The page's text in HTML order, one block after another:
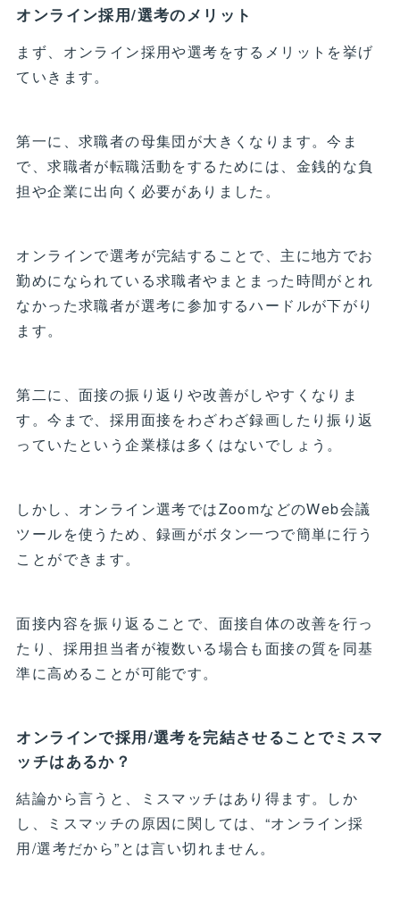
オンライン採用/選考のメリット
まず、オンライン採用や選考をするメリットを挙げ
ていきます。
第一に、求職者の母集団が大きくなります。今ま
で、求職者が転職活動をするためには、金銭的な負
担や企業に出向く必要がありました。
オンラインで選考が完結することで、主に地方でお
勤めになられている求職者やまとまった時間がとれ
なかった求職者が選考に参加するハードルが下がり
ます。
第二に、面接の振り返りや改善がしやすくなりま
す。今まで、採用面接をわざわざ録画したり振り返
っていたという企業様は多くはないでしょう。
しかし、オンライン選考ではZoomなどのWeb会議
ツールを使うため、録画がボタン一つで簡単に行う
ことができます。
面接内容を振り返ることで、面接自体の改善を行っ
たり、採用担当者が複数いる場合も面接の質を同基
準に高めることが可能です。
オンラインで採用/選考を完結させることでミスマ
ッチはあるか？
結論から言うと、ミスマッチはあり得ます。しか
し、ミスマッチの原因に関しては、“オンライン採
用/選考だから”とは言い切れません。